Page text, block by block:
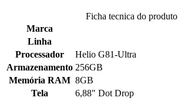
Ficha tecnica do produto
Marca
Linha
Processador
Helio G81-Ultra
Armazenamento 256GB
Memória RAM 8GB
Tela
6,88" Dot Drop